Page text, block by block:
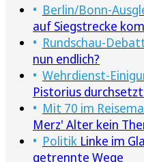
Berlin/Bonn-
auf Siegstrecke
Rundschau-
nun endlich?
Wehrdienst-
Pistorius
Mit 70 im
Merz' Alter kein
Politik Linke im
getrennte Wege